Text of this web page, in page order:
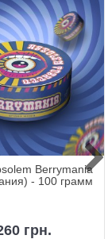
Berrymania
- 100 грамм
грн.